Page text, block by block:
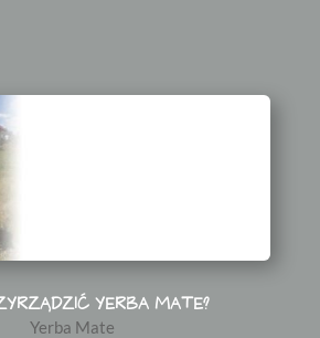
YERBA MATE?
Yerba Mate